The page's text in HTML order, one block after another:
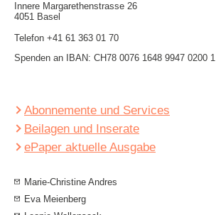
Innere Mar­garethen­strasse 26
4051 Basel
Telefon +41 61 363 01 70
Spenden an IBAN: CH78 0076 1648 9947 0200 1
Abonnemente und Services
Beilagen und Inserate
ePaper aktuelle Ausgabe
Marie-Christine Andres
Eva Meienberg